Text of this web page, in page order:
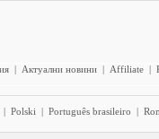
| Актуални новини | Affiliate |
| Polski | Português brasileiro |